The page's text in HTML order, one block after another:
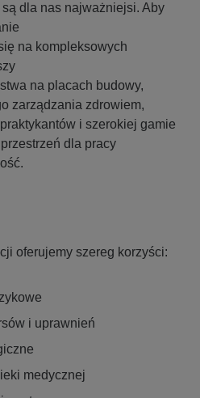
dla nas najważniejsi. Aby
na kompleksowych
na placach budowy,
zarządzania zdrowiem,
i szerokiej gamie
dla pracy
oferujemy szereg korzyści:
i uprawnień
medycznej